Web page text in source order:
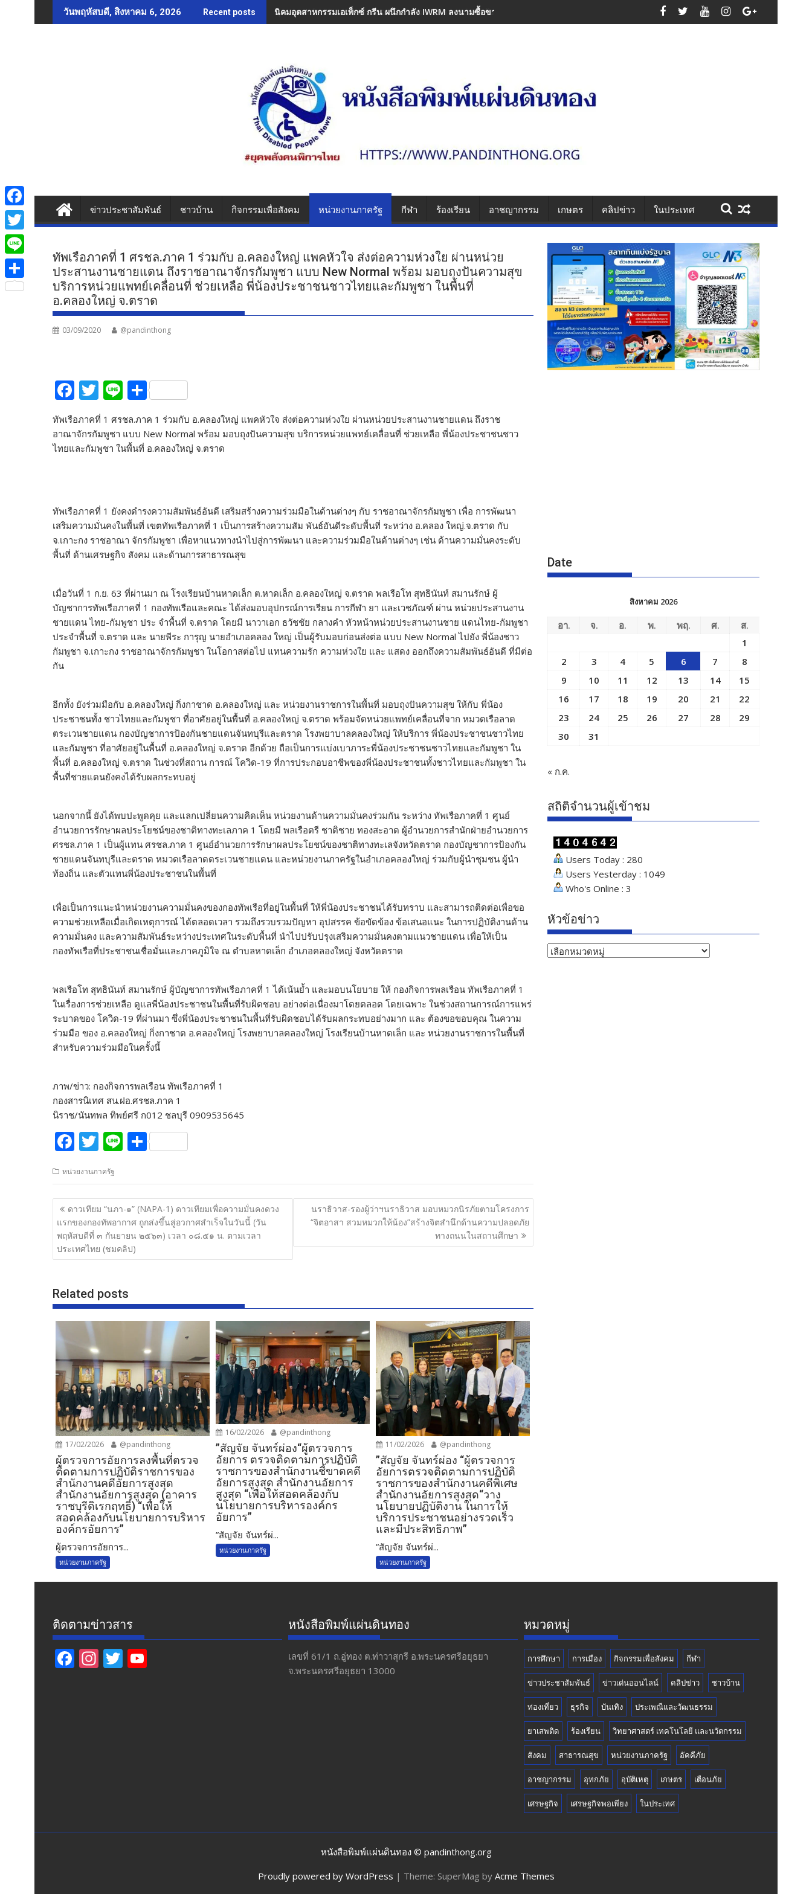
to
วันพฤหัสบดี, สิงหาคม 6, 2026 Recent posts นิคมอุตสาหกรรมเอเพ็กซ์ กรีน ผนึกกำลัง IWRM ลงนามซื้อขายน้ำเพื่ออุตสาหกรรม เสริมความมั่นคงระบบสาธารณูปโภค รองรับการเติบโตเขตพัฒน
ข่าวประชาสัมพันธ์ ชาวบ้าน กิจกรรมเพื่อสังคม หน่วยงานภาครัฐ กีฬา ร้องเรียน อาชญากรรม เกษตร คลิปข่าว ในประเทศ
ทัพเรือภาคที่ 1 ศรชล.ภาค 1 ร่วมกับ อ.คลองใหญ่ แพคหัวใจ ส่งต่อความห่วงใย ผ่านหน่วย
ประสานงานชายแดน ถึงราชอาณาจักรกัมพูชา แบบ New Normal พร้อม มอบถุงปันความสุข
บริการหน่วยแพทย์เคลื่อนที่ ช่วยเหลือ พี่น้องประชาชนชาวไทยและกัมพูชา ในพื้นที่
อ.คลองใหญ่ จ.ตราด
03/09/2020 @pandinthong
F
e
b
k
T
w
itt
er
Li
e
S
ar
e
ทัพเรือภาคที่ 1 ศรชล.ภาค 1 ร่วมกับ อ.คลองใหญ่ แพคหัวใจ ส่งต่อความห่วงใย ผ่านหน่วยประสานงานชายแดน ถึงราช
อาณาจักรกัมพูชา แบบ New Normal พร้อม มอบถุงปันความสุข บริการหน่วยแพทย์เคลื่อนที่ ช่วยเหลือ พี่น้องประชาชนชาว
ไทยและกัมพูชา ในพื้นที่ อ.คลองใหญ่ จ.ตราด
ทัพเรือภาคที่ 1 ยังคงดำรงความสัมพันธ์อันดี เสริมสร้างความร่วมมือในด้านต่างๆ กับ ราชอาณาจักรกัมพูชา เพื่อ การพัฒนา
เสริมความมั่นคงในพื้นที่ เขตทัพเรือภาคที่ 1 เป็นการสร้างความสัม พันธ์อันดีระดับพื้นที่ ระหว่าง อ.คลอง ใหญ่.จ.ตราด กับ
จ.เกาะกง ราชอาณา จักรกัมพูชา เพื่อหาแนวทางนำไปสู่การพัฒนา และความร่วมมือในด้านต่างๆ เช่น ด้านความมั่นคงระดับ
พื้นที่ ด้านเศรษฐกิจ สังคม และด้านการสาธารณสุข
เมื่อวันที่ 1 ก.ย. 63 ที่ผ่านมา ณ โรงเรียนบ้านหาดเล็ก ต.หาดเล็ก อ.คลองใหญ่ จ.ตราด พลเรือโท สุทธินันท์ สมานรักษ์ ผู้
บัญชาการทัพเรือภาคที่ 1 กองทัพเรือและคณะ ได้ส่งมอบอุปกรณ์การเรียน การกีฬา ยา และเวชภัณฑ์ ผ่าน หน่วยประสานงาน
ชายเเดน ไทย-กัมพูชา ประ จำพื้นที่ จ.ตราด โดยมี นาวาเอก ธวัชชัย กลางคำ หัวหน้าหน่วยประสานงานชาย แดนไทย-กัมพูชา
ประจำพื้นที่ จ.ตราด และ นายพีระ การุญ นายอำเภอคลอง ใหญ่ เป็นผู้รับมอบก่อนส่งต่อ แบบ New Normal ไปยัง พี่น้องชาว
กัมพูชา จ.เกาะกง ราชอาณาจักรกัมพูชา ในโอกาสต่อไป แทนความรัก ความห่วงใย และ แสดง ออกถึงความสัมพันธ์อันดี ที่มีต่อ
กัน
อีกทั้ง ยังร่วมมือกับ อ.คลองใหญ่ กิ่งกาชาด อ.คลองใหญ่ และ หน่วยงานราชการในพื้นที่ มอบถุงปันความสุข ให้กับ พี่น้อง
ประชาชนทั้ง ชาวไทยและกัมพูชา ที่อาศัยอยู่ในพื้นที่ อ.คลองใหญ่ จ.ตราด พร้อมจัดหน่วยแพทย์เคลื่อนที่จาก หมวดเรือลาด
ตระเวนชายแดน กองบัญชาการป้องกันชายแดนจันทบุรีและตราด โรงพยาบาลคลองใหญ่ ให้บริการ พี่น้องประชาชนชาวไทย
และกัมพูชา ที่อาศัยอยู่ในพื้นที่ อ.คลองใหญ่ จ.ตราด อีกด้วย ถือเป็นการแบ่งเบาภาระพี่น้องประชาชนชาวไทยและกัมพูชา ใน
พื้นที่ อ.คลองใหญ่ จ.ตราด ในช่วงที่สถาน การณ์ โควิด-19 ที่การประกอบอาชีพของพี่น้องประชาชนทั้งชาวไทยและกัมพูชา ใน
พื้นที่ชายแดนยังคงได้รับผลกระทบอยู่
นอกจากนี้ ยังได้พบปะพูดคุย และแลกเปลี่ยนความคิดเห็น หน่วยงานด้านความมั่นคงร่วมกัน ระหว่าง ทัพเรือภาคที่ 1 ศูนย์
อำนวยการรักษาผลประโยชน์ของชาติทางทะเลภาค 1 โดยมี พลเรือตรี ชาติชาย ทองสะอาด ผู้อำนวยการสำนักฝ่ายอำนวยการ
ศรชล.ภาค 1 เป็นผู้แทน ศรชล.ภาค 1 ศูนย์อำนวยการรักษาผลประโยชน์ของชาติทางทะเลจังหวัดตราด กองบัญชาการป้องกัน
ชายแดนจันทบุรีและตราด หมวดเรือลาดตระเวนชายแดน และหน่วยงานภาครัฐในอำเภอคลองใหญ่ ร่วมกับผู้นำชุมชน ผู้นำ
ท้องถิ่น และตัวแทนพี่น้องประชาชนในพื้นที่
เพื่อเป็นการแนะนำหน่วยงานความมั่นคงของกองทัพเรือที่อยู่ในพื้นที่ ให้พี่น้องประชาชนได้รับทราบ และสามารถติดต่อเพื่อขอ
ความช่วยเหลือเมื่อเกิดเหตุการณ์ ได้ตลอดเวลา รวมถึงรวบรวมปัญหา อุปสรรค ข้อขัดข้อง ข้อเสนอแนะ ในการปฏิบัติงานด้าน
ความมั่นคง และความสัมพันธ์ระหว่างประเทศในระดับพื้นที่ นำไปปรับปรุงเสริมความมั่นคงตามแนวชายแดน เพื่อให้เป็น
กองทัพเรือที่ประชาชนเชื่อมั่นและภาคภูมิใจ ณ ตำบลหาดเล็ก อำเภอคลองใหญ่ จังหวัดตราด
พลเรือโท สุทธินันท์ สมานรักษ์ ผู้บัญชาการทัพเรือภาคที่ 1 ได้เน้นย้ำ และมอบนโยบาย ให้ กองกิจการพลเรือน ทัพเรือภาคที่ 1
ในเรื่องการช่วยเหลือ ดูแลพี่น้องประชาชนในพื้นที่รับผิดชอบ อย่างต่อเนื่องมาโดยตลอด โดยเฉพาะ ในช่วงสถานการณ์การแพร่
ระบาดของ โควิด-19 ที่ผ่านมา ซึ่งพี่น้องประชาชนในพื้นที่รับผิดชอบได้รับผลกระทบอย่างมาก และ ต้องขอขอบคุณ ในความ
ร่วมมือ ของ อ.คลองใหญ่ กิ่งกาชาด อ.คลองใหญ่ โรงพยาบาลคลองใหญ่ โรงเรียนบ้านหาดเล็ก และ หน่วยงานราชการในพื้นที่
สำหรับความร่วมมือในครั้งนี้
ภาพ/ข่าว: กองกิจการพลเรือน ทัพเรือภาคที่ 1
กองสารนิเทศ สน.ฝอ.ศรชล.ภาค 1
นิราช/นันทพล ทิพย์ศรี ก012 ชลบุรี 0909535645
F
e
b
o
o
k
T
itt
er
Li
e
S
ar
e
หน่วยงานภาครัฐ
แนะแนว
เรื่อง
ดาวเทียม “นภา-๑” (NAPA-1) ดาวเทียมเพื่อความมั่นคงดวง
แรกของกองทัพอากาศ ถูกส่งขึ้นสู่อวกาศสำเร็จในวันนี้ (วัน
พฤหัสบดีที่ ๓ กันยายน ๒๕๖๓) เวลา ๐๘.๕๑ น. ตามเวลา
ประเทศไทย (ชมคลิป)
นราธิวาส-รองผู้ว่าฯนราธิวาส มอบหมวกนิรภัยตามโครงการ
“จิตอาสา สวมหมวกให้น้อง”สร้างจิตสำนึกด้านความปลอดภัย
ทางถนนในสถานศึกษา
Related posts
17/02/2026 @pandinthong
ผู้ตรวจการอัยการลงพื้นที่ตรวจ
ติดตามการปฏิบัติราชการของ
สำนักงานคดีอัยการสูงสุด
สำนักงานอัยการสูงสุด (อาคาร
ราชบุรีดิเรกฤทธิ์) “เพื่อให้
สอดคล้องกับนโยบายการบริหาร
องค์กรอัยการ”
ผู้ตรวจการอัยการ...
หน่วยงานภาครัฐ
16/02/2026 @pandinthong
”สัญจัย จันทร์ผ่อง“ผู้ตรวจการ
อัยการ ตรวจติดตามการปฏิบัติ
ราชการของสำนักงานชี้ขาดคดี
อัยการสูงสุด สำนักงานอัยการ
สูงสุด “เพื่อให้สอดคล้องกับ
นโยบายการบริหารองค์กร
อัยการ”
”สัญจัย จันทร์ผ่...
หน่วยงานภาครัฐ
11/02/2026 @pandinthong
”สัญจัย จันทร์ผ่อง “ผู้ตรวจการ
อัยการตรวจติดตามการปฏิบัติ
ราชการของสำนักงานคดีพิเศษ
สำนักงานอัยการสูงสุด“วาง
นโยบายปฏิบัติงาน ในการให้
บริการประชาชนอย่างรวดเร็ว
และมีประสิทธิภาพ”
”สัญจัย จันทร์ผ่...
หน่วยงานภาครัฐ
Date
สิงหาคม 2026
อา. จ. อ. พ. พฤ. ศ.
ส.
1
2
3 4 5 6 7
8
9
10 11 12 13 14
15
16
17 18 19 20 21
22
23
24 25 26 27 28
29
30
31
« ก.ค.
สถิติจำนวนผู้เข้าชม
Users Today : 280
Users Yesterday : 1049
Who's Online : 3
หัวข้อข่าว
หัวข้อ
ติดตามข่าวสาร
F In T
หนังสือพิมพ์แผ่นดินทอง
เลขที่ 61/1 ถ.อู่ทอง​ ต.​ท่าวาสุกรี​ อ.พระนครศรีอยุธยา​
จ.พระนครศรีอยุธยา 13000
หมวดหมู่
การศึกษา การเมือง กิจกรรมเพื่อสังคม กีฬา
ข่าวประชาสัมพันธ์ ข่าวเด่นออนไลน์ คลิปข่าว ชาวบ้าน
ท่องเที่ยว ธุรกิจ บันเทิง ประเพณีและวัฒนธรรม
ยาเสพติด ร้องเรียน วิทยาศาสตร์ เทคโนโลยี และนวัตกรรม
สังคม สาธารณสุข หน่วยงานภาครัฐ อัคคีภัย
อาชญากรรม อุทกภัย อุบัติเหตุ เกษตร เตือนภัย
เศรษฐกิจ เศรษฐกิจพอเพียง ในประเทศ
หนังสือพิมพ์แผ่นดินทอง © pandinthong.org
Proudly powered by WordPress | Theme: SuperMag by Acme Themes
F
a
c
e
b
T
w
i
L
iS